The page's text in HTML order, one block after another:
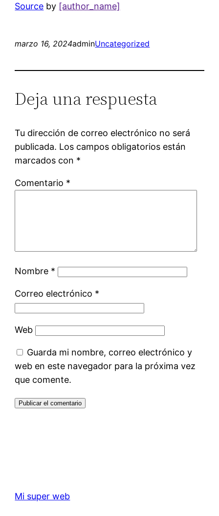
Source by [author_name]
marzo 16, 2024adminUncategorized
Deja una respuesta
Tu dirección de correo electrónico no será
publicada. Los campos obligatorios están
marcados con *
Comentario *
Nombre *
Correo electrónico *
Web
Guarda mi nombre, correo electrónico y
web en este navegador para la próxima vez
que comente.
Mi super web